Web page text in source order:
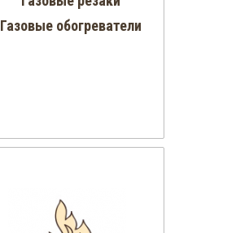
Газовые обогреватели